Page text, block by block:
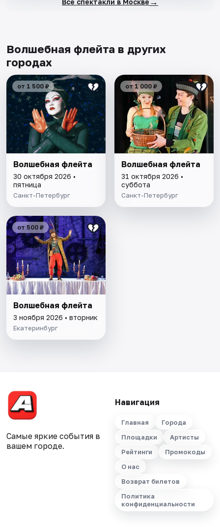
Все спектакли в Москве
Волшебная флейта в других
городах
от 1 500 ₽
Волшебная флейта
30 октября 2026 •
пятница
Санкт-Петербург
от 1 000 ₽
Волшебная флейта
31 октября 2026 •
суббота
Санкт-Петербург
от 500 ₽
Волшебная флейта
3 ноября 2026 • вторник
Екатеринбург
Самые яркие события в
вашем городе.
Навигация
Главная
Города
Площадки
Артисты
Рейтинги
Промокоды
О нас
Возврат билетов
Политика
конфиденциальности